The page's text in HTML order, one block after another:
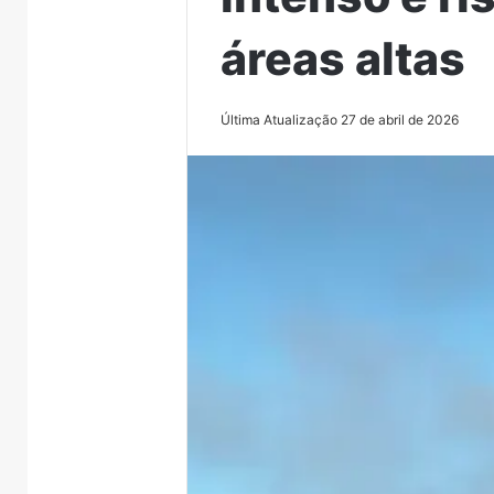
áreas altas
Última Atualização 27 de abril de 2026